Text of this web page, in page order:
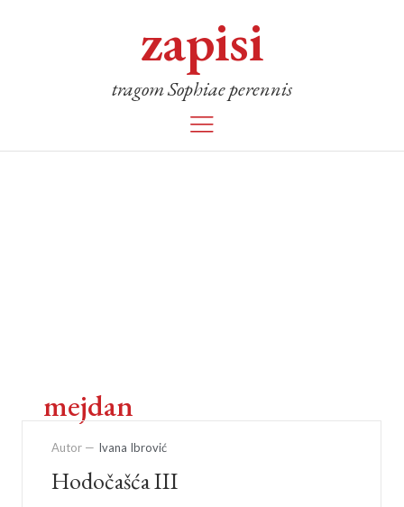
zapisi
tragom Sophiae perennis
mejdan
Autor — Ivana Ibrović
Hodočašća III